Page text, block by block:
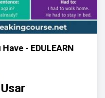
- EDULEARN